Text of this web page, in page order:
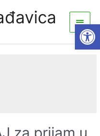
Main
Menu